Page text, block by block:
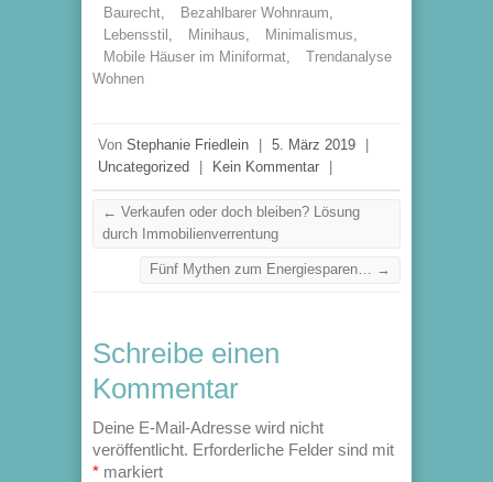
Baurecht, Bezahlbarer Wohnraum,
Lebensstil , Minihaus, Minimalismus,
Mobile Häuser im Miniformat,
Trendanalyse
Wohnen
Von Stephanie Friedlein 5. März 2019
Uncategorized
Kein Kommentar
← Verkaufen oder doch bleiben? Lösung
durch Immobilienverrentung
Fünf Mythen zum Energiesparen… →
Schreibe einen
Kommentar
Deine E-Mail-Adresse wird nicht
veröffentlicht. Erforderliche Felder sind mit
* markiert